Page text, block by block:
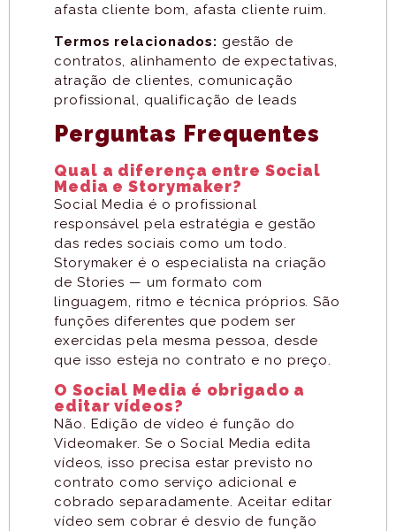
afasta cliente bom, afasta cliente ruim.
Termos relacionados: gestão de
contratos, alinhamento de expectativas,
atração de clientes, comunicação
profissional, qualificação de leads
Perguntas Frequentes
Qual a diferença entre Social
Media e Storymaker?
Social Media é o profissional
responsável pela estratégia e gestão
das redes sociais como um todo.
Storymaker é o especialista na criação
de Stories — um formato com
linguagem, ritmo e técnica próprios. São
funções diferentes que podem ser
exercidas pela mesma pessoa, desde
que isso esteja no contrato e no preço.
O Social Media é obrigado a
editar vídeos?
Não. Edição de vídeo é função do
Videomaker. Se o Social Media edita
vídeos, isso precisa estar previsto no
contrato como serviço adicional e
cobrado separadamente. Aceitar editar
vídeo sem cobrar é desvio de função